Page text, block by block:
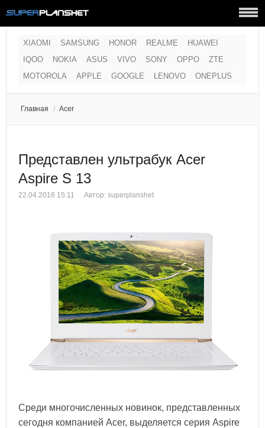
XIAOMI SAMSUNG HONOR REALME
HUAWEI
IQOO
NOKIA ASUS VIVO SONY OPPO
ZTE
MOTOROLA
APPLE GOOGLE LENOVO ONEPLUS
Главная / Acer
Представлен ультрабук Acer
Aspire S 13
22.04.2016 15:11 Автор: superplanshet
Среди многочисленных новинок, представленных
сегодня компанией Acer, выделяется серия Aspire